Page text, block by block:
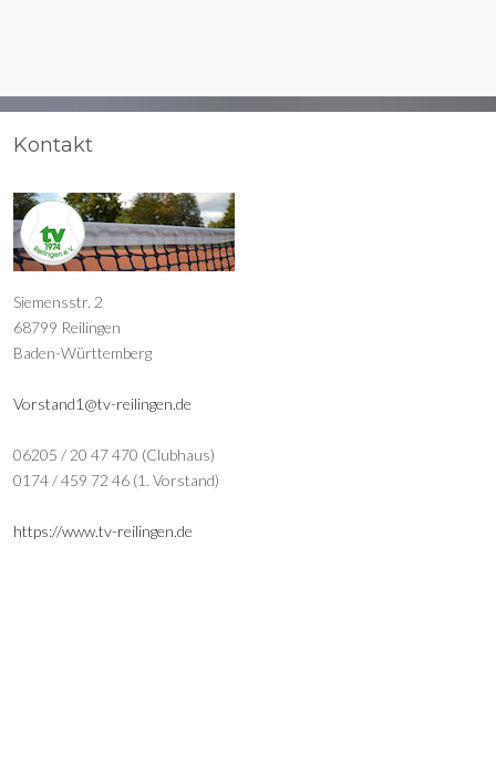
Kontakt
Siemensstr. 2
68799 Reilingen
Baden-Württemberg
Vorstand1@tv-reilingen.de
06205 / 20 47 470 (Clubhaus)
0174 / 459 72 46 (1. Vorstand)
https://www.tv-reilingen.de